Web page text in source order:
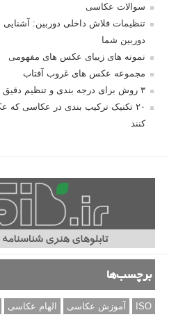
سوالات عکاسی
تنظیمات فلاش داخلی دوربین: آشنایی
دوربین شما
نمونه های زیبای عکس های مفهومی
مجموعه عکس های غروب آفتاب
۳ روش برای درجه بندی و تنظیم دقیق رنگ در فتوشاپ
۲۰ تکنیک ترکیب بندی در عکاسی
کنند
برچسب‌ها
ISO آموزش عکاسی الهام عکاسی